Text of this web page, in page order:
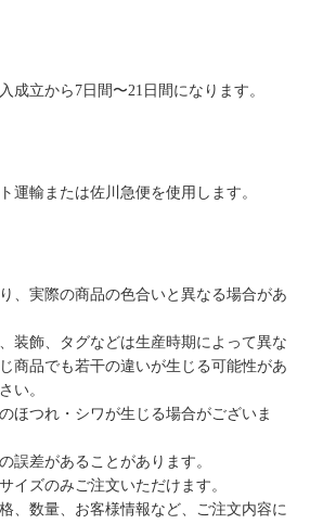
成立から7日間〜21日間になります。
運輸または佐川急便を使用します。
、実際の商品の色合いと異なる場合があ
装飾、タグなどは生産時期によって異な
商品でも若干の違いが生じる可能性があ
い。
ほつれ・シワが生じる場合がございま
誤差があることがあります。
イズのみご注文いただけます。
、数量、お客様情報など、ご注文内容に